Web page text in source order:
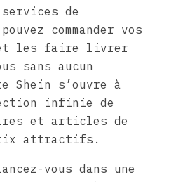
de
commander vos
les faire livrer
sans aucun
Shein s’ouvre à
infinie de
et articles de
attractifs.
vous dans une